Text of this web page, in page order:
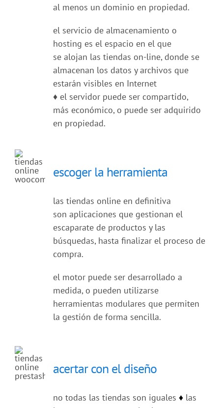
al menos un dominio en propiedad.
el servicio de almacenamiento o
hosting es el espacio en el que
se alojan las tiendas on-line, donde se
almacenan los datos y archivos que
estarán visibles en Internet
♦el servidor puede ser compartido,
más económico, o puede ser adquirido
en propiedad.
escoger la herramienta
las tiendas online en definitiva
son aplicaciones que gestionan el
escaparate de productos y las
búsquedas, hasta finalizar el proceso de
compra.
el motor puede ser desarrollado a
medida, o pueden utilizarse
herramientas modulares que permiten
la gestión de forma sencilla.
acertar con el diseño
no todas las tiendas son iguales ♦las